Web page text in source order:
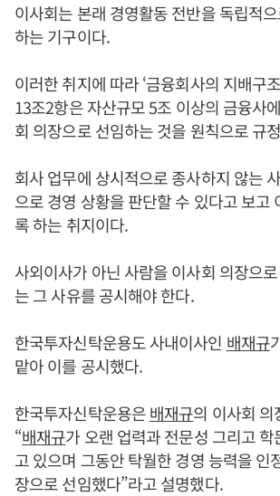
이사회는 본래 경영활동 전반을 독립적
하는 기구이다.
이러한 취지에 따라 ‘금융회사의 지배구
13조2항은 자산규모 5조 이상의 금융사
회 의장으로 선임하는 것을 원칙으로 규
회사 업무에 상시적으로 종사하지 않는
으로 경영 상황을 판단할 수 있다고 보고
록 하는 취지이다.
사외이사가 아닌 사람을 이사회 의장으
는 그 사유를 공시해야 한다.
한국투자신탁운용도 사내이사인 배재규
맡아 이를 공시했다.
한국투자신탁운용은배재규의 이사회 의
“배재규가 오랜 업력과 전문성 그리고
고 있으며 그동안 탁월한 경영 능력을 인
장으로 선임했다”라고 설명했다.